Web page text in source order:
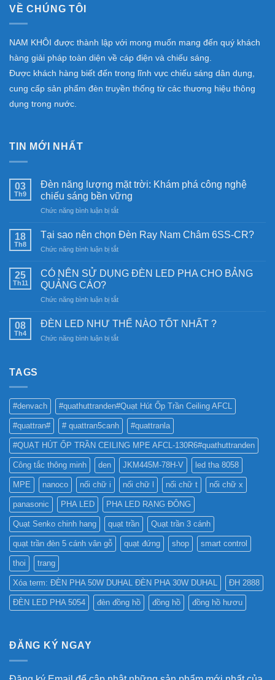
VỀ CHÚNG TÔI
NAM KHÔI được thành lập với mong muốn mang đến quý khách
hàng giải pháp toàn diện về cáp điện và chiếu sáng.
Được khách hàng biết đến trong lĩnh vực chiếu sáng dân dụng,
cung cấp sản phẩm đèn truyền thống từ các thương hiệu thông
dụng trong nước.
TIN MỚI NHẤT
03
Th9
Đèn năng lượng mặt trời: Khám phá công nghệ
chiếu sáng bền vững
Chức năng bình luận bị tắtở
năng
mặt
Khám
nghệ
sáng
18
Th8
Tại sao nên chọn Đèn Ray Nam Châm 6SS-CR?
Chức năng bình luận bị tắtở
sao
Đèn
Nam
6SS-
25
Th11
CÓ NÊN SỬ DỤNG ĐÈN LED PHA CHO BẢNG
QUẢNG CÁO?
Chức năng bình luận bị tắtở
NÊN
DỤNG
QUẢNG
CÁO?
08
Th4
ĐÈN LED NHƯ THẾ NÀO TỐT NHẤT ?
Chức năng bình luận bị tắtở
TỐT
NHẤT
?
TAGS
#denvach #quathuttranden#Quạt Hút Ốp Trần Ceiling AFCL
#quattran# # quattran5canh #quattranla
#QUẠT HÚT ỐP TRẦN CEILING MPE AFCL-130R6#quathuttranden
Công tắc thông minh den JKM445M-78H-V led tha 8058
MPE nanoco nối chữ i nối chữ l nối chữ t nối chữ x
panasonic PHA LED PHA LED RẠNG ĐÔNG
Quạt Senko chinh hang quạt trần Quạt trần 3 cánh
quạt trần đèn 5 cánh vân gỗ quạt đứng shop smart control
thoi trang
Xóa term: ĐÈN PHA 50W DUHAL ĐÈN PHA 30W DUHAL ĐH 2888
ĐÈN LED PHA 5054 đèn đồng hồ đồng hồ đồng hồ hươu
ĐĂNG KÝ NGAY